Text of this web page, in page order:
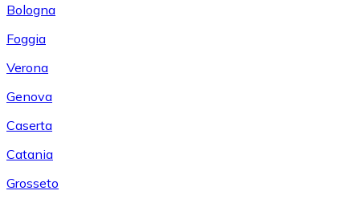
Bologna
Foggia
Verona
Genova
Caserta
Catania
Grosseto